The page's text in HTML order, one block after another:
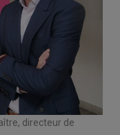
directeur de